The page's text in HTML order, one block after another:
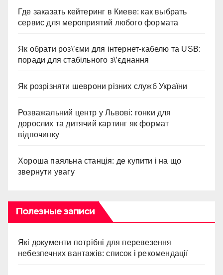
Где заказать кейтеринг в Киеве: как выбрать
сервис для мероприятий любого формата
Як обрати роз\’єми для інтернет-кабелю та USB:
поради для стабільного з\’єднання
Як розрізняти шеврони різних служб України
Розважальний центр у Львові: гонки для
дорослих та дитячий картинг як формат
відпочинку
Хороша паяльна станція: де купити і на що
звернути увагу
Полезные записи
Які документи потрібні для перевезення
небезпечних вантажів: список і рекомендації